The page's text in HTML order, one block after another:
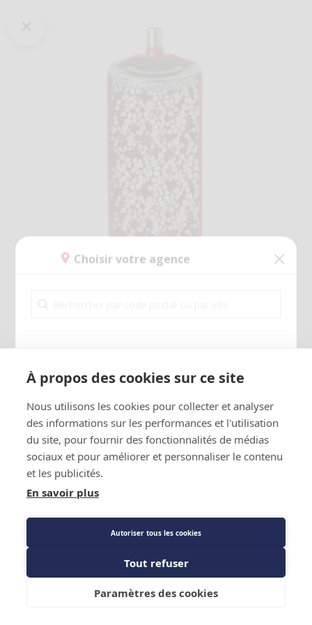
DDCY - Carly
Prix public
63,50 €TTC/PIECE
Description détaillée
Caractéristiques techniques
Ajouter au panier
Voir la carte des agences
À propos des cookies sur ce site
Nous utilisons les cookies pour collecter et analyser
des informations sur les performances et l'utilisation
du site, pour fournir des fonctionnalités de médias
sociaux et pour améliorer et personnaliser le contenu
et les publicités.
En savoir plus
Autoriser tous les cookies
Tout refuser
Paramètres des cookies